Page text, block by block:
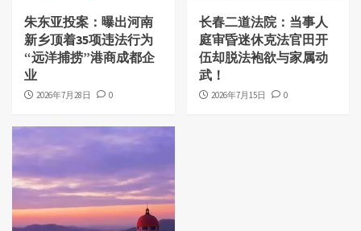
朱东亚投案：曝出河南
新乡顶着35项违法行为
“远洋捕捞”港商成都企
业
2026年7月28日 0
长春二道法院：当事人
庭审昏迷休克法官田开
伍却脱法袍欲与家属动
武！
2026年7月15日 0